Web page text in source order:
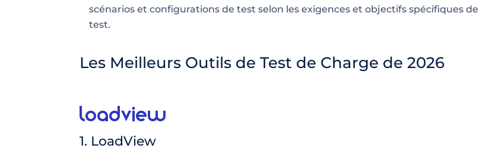
scénarios et configurations de test selon les exigences et objectifs spécifiques de
test.
Les Meilleurs Outils de Test de Charge de 2026
1. LoadView